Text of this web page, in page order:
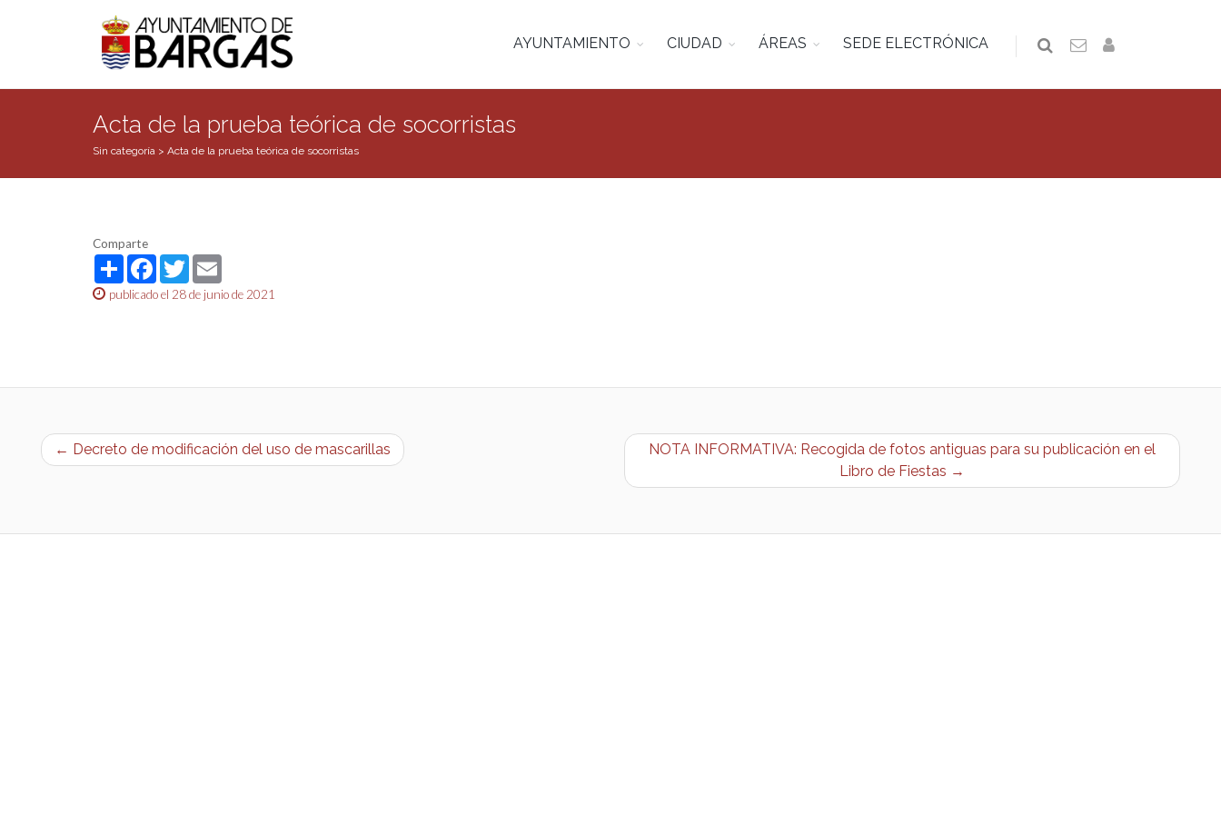
AYUNTAMIENTO CIUDAD ÁREAS SEDE ELECTRÓNICA
Acta de la prueba teórica de socorristas
Sin categoría > Acta de la prueba teórica de socorristas
Comparte
ShareFacebook
Twitter
publicado el 28 de junio de 2021
← Decreto de modificación del uso de mascarillas
NOTA INFORMATIVA: Recogida de fotos antiguas para su publicación en el
Libro de Fiestas →